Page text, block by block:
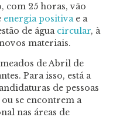
com 25 horas, vão
energia positivae a
de água circular, à
materiais.
de Abril de
Para isso, está a
de pessoas
se encontrem a
nas áreas de